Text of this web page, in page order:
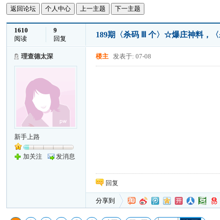
返回论坛 个人中心 上一主题 下一主题
1610
阅读
9
回复
189期〈杀码 Ⅲ 个〉☆爆庄神料，
理查德太深
新手上路
加关注 发消息
楼主 发表于: 07-08
回复
分享到